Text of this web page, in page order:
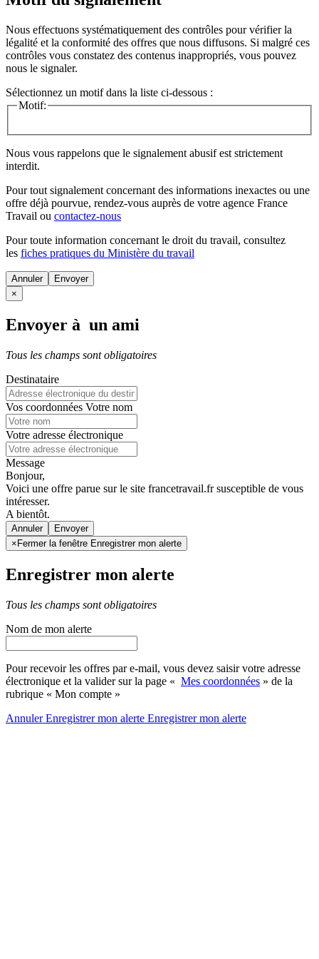
Nous effectuons systématiquement des contrôles pour vérifier la
légalité et la conformité des offres que nous diffusons. Si malgré ces
contrôles vous constatez des contenus inappropriés, vous pouvez
nous le signaler.
Sélectionnez un motif dans la liste ci-dessous :
Motif:
Nous vous rappelons que le signalement abusif est strictement
interdit.
Pour tout signalement concernant des informations inexactes ou une
offre déjà pourvue, rendez-vous auprès de votre agence France
Travail ou contactez-nous
Pour toute information concernant le droit du travail, consultez
les fiches pratiques du Ministère du travail
Annuler
×
Envoyer à un ami
Tous les champs sont obligatoires
Destinataire
Vos coordonnées Votre nom
Votre adresse électronique
Message
Bonjour,
Voici une offre parue sur le site francetravail.fr susceptible de vous
intéresser.
A bientôt.
Annuler
× Fermer la fenêtre Enregistrer mon alerte
Enregistrer mon alerte
Tous les champs sont obligatoires
Nom de mon alerte
Pour recevoir les offres par e-mail, vous devez saisir votre adresse
électronique et la valider sur la page « Mes coordonnées » de la
rubrique « Mon compte »
AnnulerEnregistrer mon alerte Enregistrermon alerte